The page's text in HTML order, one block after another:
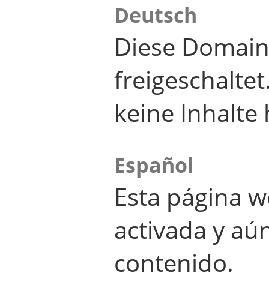
Deutsch
Diese
keine Inhalte
Español
Esta página
activada y
contenido.